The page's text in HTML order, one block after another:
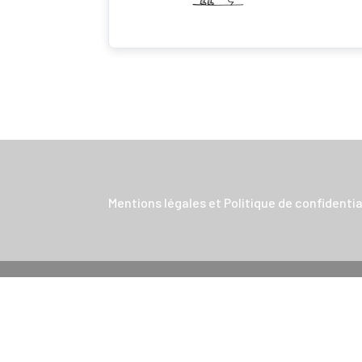
Mentions légales et Politique de